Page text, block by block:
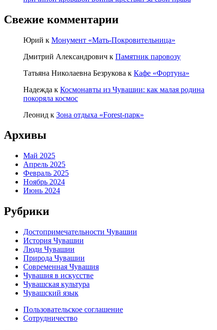
Свежие комментарии
Юрий к Монумент «Мать-Покровительница»
Дмитрий Александрович к Памятник паровозу
Татьяна Николаевна Безрукова к Кафе «Фортуна»
Надежда к Космонавты из Чувашии: как малая родина
покоряла космос
Леонид к Зона отдыха «Forest-парк»
Архивы
Май 2025
Апрель 2025
Февраль 2025
Ноябрь 2024
Июнь 2024
Рубрики
Достопримечательности Чувашии
История Чувашии
Люди Чувашии
Природа Чувашии
Современная Чувашия
Чувашия в искусстве
Чувашская культура
Чувашский язык
Пользовательское соглашение
Сотрудничество